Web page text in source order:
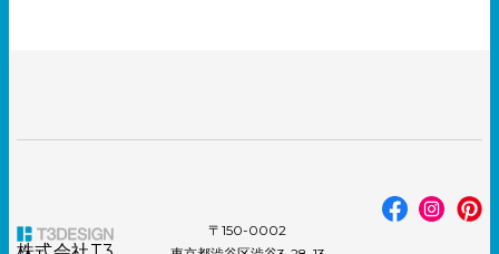
〒150-0002